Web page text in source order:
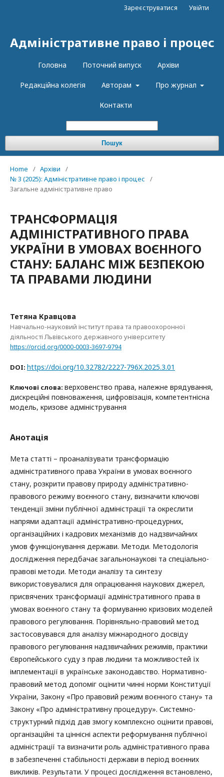
Адміністративне право і процес
Головна Поточний випуск Архіви
Редакцiйна колегiя Авторам Про журнал
Контакти
Пошук
Зареєструватися Увійти
Home / Архіви
/
№ 3 (2025): Адміністративне право і процес
/
Загальне адміністративне право
ТРАНСФОРМАЦІЯ
АДМІНІСТРАТИВНОГО ПРАВА
УКРАЇНИ В УМОВАХ ВОЄННОГО
СТАНУ: БАЛАНС МІЖ БЕЗПЕКОЮ
ТА ПРАВАМИ ЛЮДИНИ
Тетяна Кравцова
Навчально-науковий інститут права та правоохоронної
діяльності Львівського державного університету
https://orcid.org/0000-0003-3697-9794
DOI: https://doi.org/10.32782/2227-796X.2025.3.01
Ключові слова: верховенство права, належне врядування,
дискреційні повноваження, цифровізація, компетентнісна
модель, кризове адміністрування
Анотація
Мета статті – проаналізувати трансформацію
адміністративного права України в умовах воєнного
стану, розкрити правову природу адміністративно-
правового режиму воєнного стану, визначити ключові
тенденції зміни публічної адміністрації та окреслити
напрями адаптації адміністративно-процедурних,
організаційних і кадрових механізмів до надзвичайних
умов функціонування держави. Методи. Методологія
дослідження передбачає загальнонаукові та спеціально-
правові методи. Методи аналізу та синтезу
використовувалися для опрацювання наукових джерел,
присвячених трансформації адміністративного права в
умовах воєнного стану та формуванню кризових моделей
правового регулювання. Порівняльно-правовий метод
застосовувався для аналізу міжнародного досвіду
правового регулювання надзвичайних режимів, практики
Європейського суду з прав людини та можливостей їх
імплементації в українське законодавство. Нормативно-
правовий метод допоміг оцінити чинні норми Конституції
України, Закону «Про правовий режим воєнного стану» та
Закону «Про адміністративну процедуру». Системно-
структурний підхід дав змогу комплексно оцінити правові,
організаційні та ціннісні аспекти реформування публічної
адміністрації та визначити роль адміністративного права
в забезпеченні стабільності держави в період воєнних
викликів. Результати. У процесі дослідження встановлено,